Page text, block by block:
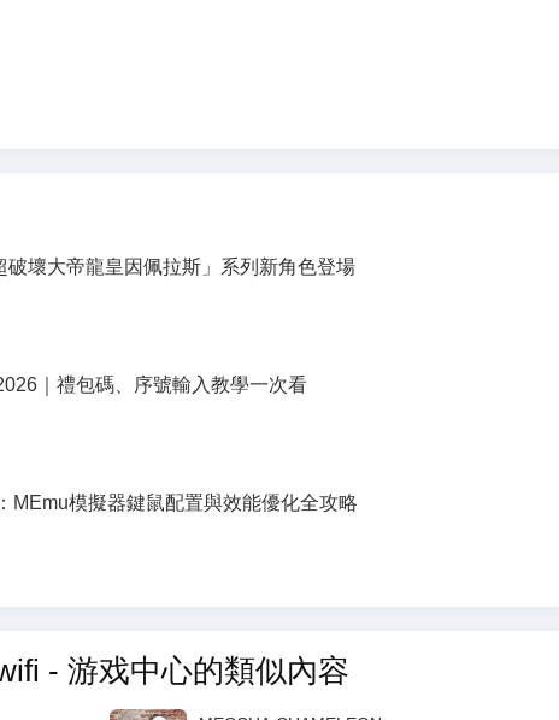
破壞大帝龍皇因佩拉斯」系列新角色登場
｜禮包碼、序號輸入教學一次看
MEmu模擬器鍵鼠配置與效能優化全攻略
- 游戏中心的類似內容